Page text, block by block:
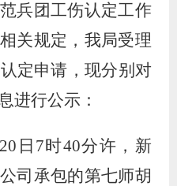
兵团工伤认定工作
关规定，我局受理
定申请 ，现分别 对
进行公示：
20 日 7时40分许，新
司承包的第七师胡